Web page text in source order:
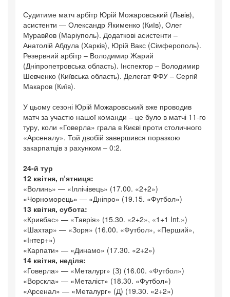
Судитиме матч арбітр Юрій Можаровський (Львів),
асистенти — Олександр Якименко (Київ), Олег
Муравйов (Маріуполь). Додаткові асистенти –
Анатолій Абдула (Харків), Юрій Вакс (Сімферополь).
Резервний арбітр – Володимир Жарий
(Дніпропетровська область). Інспектор – Володимир
Шевченко (Київська область). Делегат ФФУ – Сергій
Макаров (Київ).
У цьому сезоні Юрій Можаровський вже проводив
матч за участю нашої команди – це було в матчі 11-го
туру, коли «Говерла» грала в Києві проти столичного
«Арсеналу». Той двобій завершився поразкою
закарпатців з рахунком – 0:2.
24-й тур
12 квітня, п’ятниця:
«Волинь» — «Іллічівець» (17.00. «2+2»)
«Чорноморець» — «Дніпро» (19.15. «Футбол»)
13 квітня, субота:
«Кривбас» — «Таврія» (15.30. «2+2», «1+1 Int.»)
«Шахтар» — «Зоря» (16.00. «Футбол», «Перший»,
«Інтер+»)
«Карпати» — «Динамо» (17.30. «2+2»)
14 квітня, неділя:
«Говерла» — «Металург» (З) (16.00. «Футбол»)
«Ворскла» — «Металіст» (18.30. «Футбол»)
«Арсенал» — «Металург» (Д) (19.30. «2+2»)